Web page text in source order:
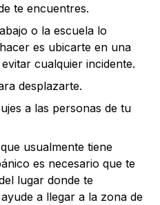
te encuentres.
o la escuela lo
es ubicarte en una
cualquier incidente.
desplazarte.
a las personas de tu
usualmente tiene
es necesario que te
lugar donde te
a llegar a la zona de